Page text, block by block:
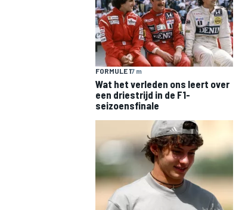
INDYCAR
FORMULE 17 m
Wat het verleden ons leert over
een driestrijd in de F1-
seizoensfinale